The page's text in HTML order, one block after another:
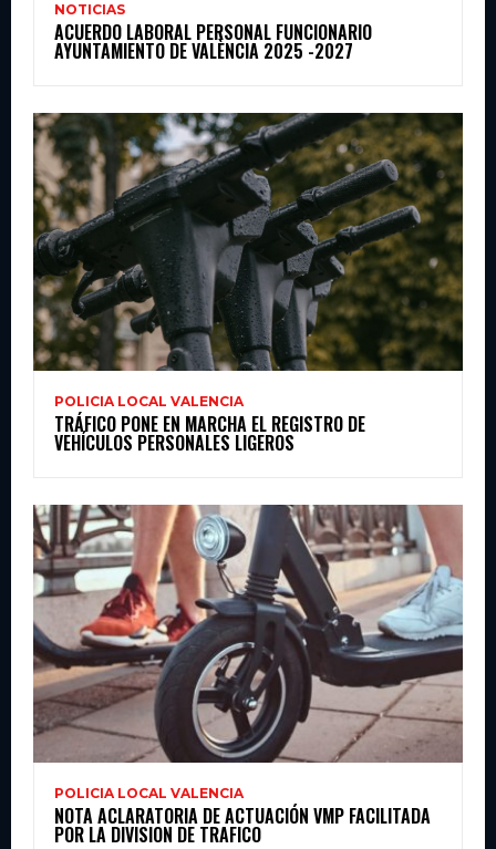
NOTICIAS
ACUERDO LABORAL PERSONAL FUNCIONARIO
AYUNTAMIENTO DE VALÈNCIA 2025 -2027
POLICIA LOCAL VALENCIA
TRÁFICO PONE EN MARCHA EL REGISTRO DE
VEHÍCULOS PERSONALES LIGEROS
POLICIA LOCAL VALENCIA
NOTA ACLARATORIA DE ACTUACIÓN VMP FACILITADA
POR LA DIVISION DE TRAFICO